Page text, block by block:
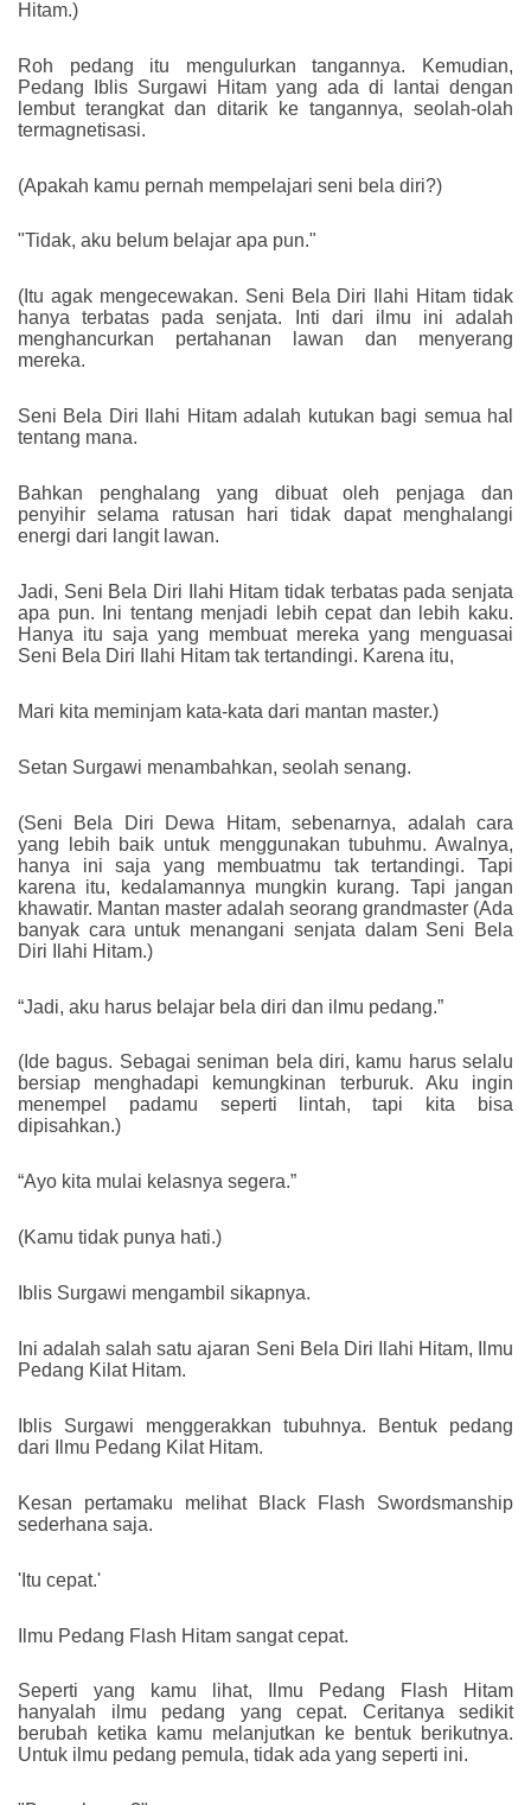
Hitam.)
Roh pedang itu mengulurkan tangannya. Kemudian,
Pedang Iblis Surgawi Hitam yang ada di lantai dengan
lembut terangkat dan ditarik ke tangannya, seolah-olah
termagnetisasi.
(Apakah kamu pernah mempelajari seni bela diri?)
"Tidak, aku belum belajar apa pun."
(Itu agak mengecewakan. Seni Bela Diri Ilahi Hitam tidak
hanya terbatas pada senjata. Inti dari ilmu ini adalah
menghancurkan pertahanan lawan dan menyerang
mereka.
Seni Bela Diri Ilahi Hitam adalah kutukan bagi semua hal
tentang mana.
Bahkan penghalang yang dibuat oleh penjaga dan
penyihir selama ratusan hari tidak dapat menghalangi
energi dari langit lawan.
Jadi, Seni Bela Diri Ilahi Hitam tidak terbatas pada senjata
apa pun. Ini tentang menjadi lebih cepat dan lebih kaku.
Hanya itu saja yang membuat mereka yang menguasai
Seni Bela Diri Ilahi Hitam tak tertandingi. Karena itu,
Mari kita meminjam kata-kata dari mantan master.)
Setan Surgawi menambahkan, seolah senang.
(Seni Bela Diri Dewa Hitam, sebenarnya, adalah cara
yang lebih baik untuk menggunakan tubuhmu. Awalnya,
hanya ini saja yang membuatmu tak tertandingi. Tapi
karena itu, kedalamannya mungkin kurang. Tapi jangan
khawatir. Mantan master adalah seorang grandmaster (Ada
banyak cara untuk menangani senjata dalam Seni Bela
Diri Ilahi Hitam.)
“Jadi, aku harus belajar bela diri dan ilmu pedang.”
(Ide bagus. Sebagai seniman bela diri, kamu harus selalu
bersiap menghadapi kemungkinan terburuk. Aku ingin
menempel padamu seperti lintah, tapi kita bisa
dipisahkan.)
“Ayo kita mulai kelasnya segera.”
(Kamu tidak punya hati.)
Iblis Surgawi mengambil sikapnya.
Ini adalah salah satu ajaran Seni Bela Diri Ilahi Hitam, Ilmu
Pedang Kilat Hitam.
Iblis Surgawi menggerakkan tubuhnya. Bentuk pedang
dari Ilmu Pedang Kilat Hitam.
Kesan pertamaku melihat Black Flash Swordsmanship
sederhana saja.
'Itu cepat.'
Ilmu Pedang Flash Hitam sangat cepat.
Seperti yang kamu lihat, Ilmu Pedang Flash Hitam
hanyalah ilmu pedang yang cepat. Ceritanya sedikit
berubah ketika kamu melanjutkan ke bentuk berikutnya.
Untuk ilmu pedang pemula, tidak ada yang seperti ini.